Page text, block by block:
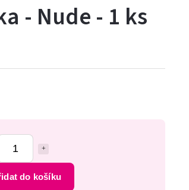
do košíku
- Nude - 1 ks